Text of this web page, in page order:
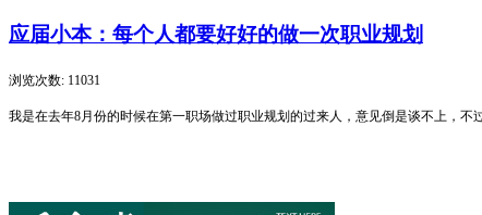
应届小本：每个人都要好好的做一次职业规划
浏览次数: 11031
我是在去年8月份的时候在第一职场做过职业规划的过来人，意见倒是谈不上，